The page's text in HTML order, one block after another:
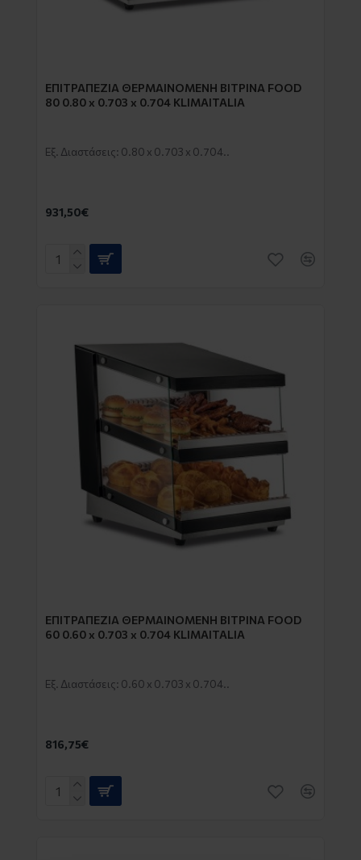
EΠΙΤΡΑΠΕΖΙΑ ΘΕΡΜΑΙΝΟΜΕΝΗ ΒΙΤΡΙΝΑ FOOD
80 0.80 x 0.703 x 0.704 KLIMAITALIA
Εξ. Διαστάσεις: 0.80 x 0.703 x 0.704..
931,50€
EΠΙΤΡΑΠΕΖΙΑ ΘΕΡΜΑΙΝΟΜΕΝΗ ΒΙΤΡΙΝΑ FOOD
60 0.60 x 0.703 x 0.704 KLIMAITALIA
Εξ. Διαστάσεις: 0.60 x 0.703 x 0.704..
816,75€